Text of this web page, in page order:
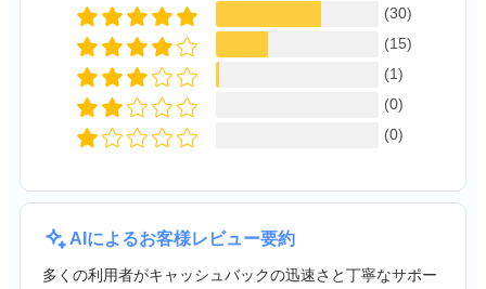
(30)
(15)
(1)
(0)
(0)
AIによるお客様レビュー要約
多くの利用者がキャッシュバックの迅速さと丁寧なサポー